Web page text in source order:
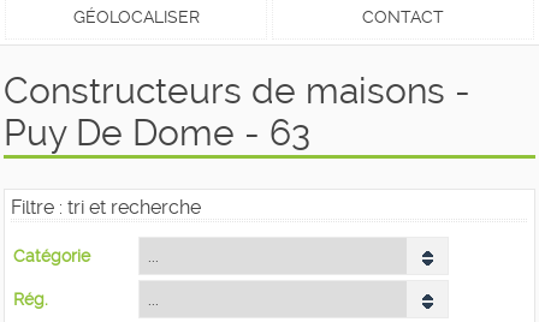
GÉOLOCALISER CONTACT
Constructeurs de maisons -
Puy De Dome - 63
Filtre : tri et recherche
Catégorie
Rég.